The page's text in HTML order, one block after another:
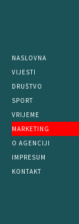
NASLOVNA
VIJESTI
DRUŠTVO
SPORT
VRIJEME
MARKETING
O AGENCIJI
IMPRESUM
KONTAKT